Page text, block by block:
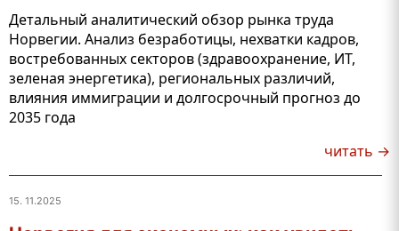
Детальный аналитический обзор рынка труда
Норвегии. Анализ безработицы, нехватки кадров,
востребованных секторов (здравоохранение, ИТ,
зеленая энергетика), региональных различий,
влияния иммиграции и долгосрочный прогноз до
2035 года
читать →
15. 11.2025